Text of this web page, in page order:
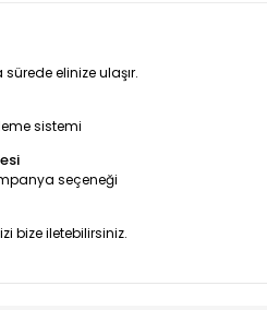
sürede elinize ulaşır.
sistemi
seçeneği
bize iletebilirsiniz.